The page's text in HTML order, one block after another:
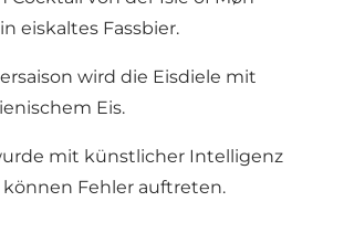
eiskaltes Fassbier.
wird die Eisdiele mit
Eis.
mit künstlicher Intelligenz
können Fehler auftreten.